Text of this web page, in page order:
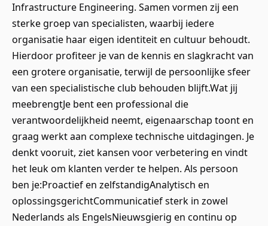
Infrastructure Engineering. Samen vormen zij een
sterke groep van specialisten, waarbij iedere
organisatie haar eigen identiteit en cultuur behoudt.
Hierdoor profiteer je van de kennis en slagkracht van
een grotere organisatie, terwijl de persoonlijke sfeer
van een specialistische club behouden blijft.Wat jij
meebrengtJe bent een professional die
verantwoordelijkheid neemt, eigenaarschap toont en
graag werkt aan complexe technische uitdagingen. Je
denkt vooruit, ziet kansen voor verbetering en vindt
het leuk om klanten verder te helpen. Als persoon
ben je:Proactief en zelfstandigAnalytisch en
oplossingsgerichtCommunicatief sterk in zowel
Nederlands als EngelsNieuwsgierig en continu op